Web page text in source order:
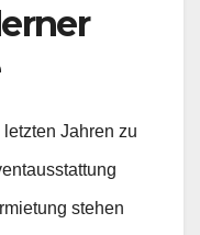
Jahren zu
stehen